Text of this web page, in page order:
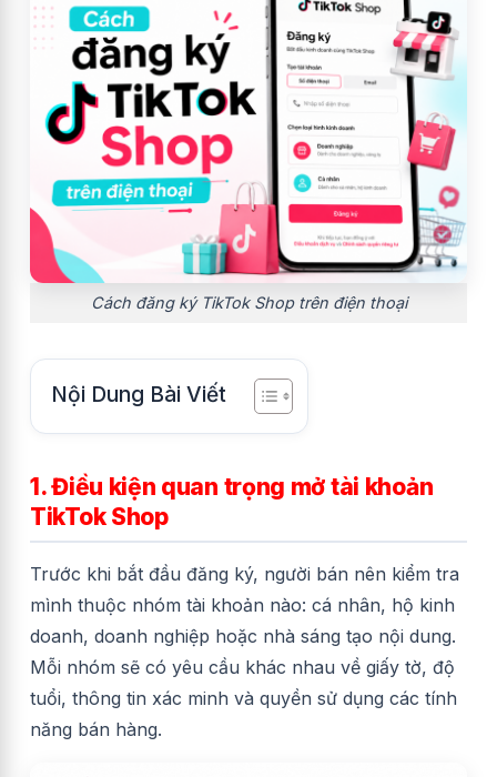
Cách đăng ký TikTok Shop trên điện thoại
Nội Dung Bài Viết
1. Điều kiện quan trọng mở tài khoản
TikTok Shop
Trước khi bắt đầu đăng ký, người bán nên kiểm tra
mình thuộc nhóm tài khoản nào: cá nhân, hộ kinh
doanh, doanh nghiệp hoặc nhà sáng tạo nội dung.
Mỗi nhóm sẽ có yêu cầu khác nhau về giấy tờ, độ
tuổi, thông tin xác minh và quyền sử dụng các tính
năng bán hàng.